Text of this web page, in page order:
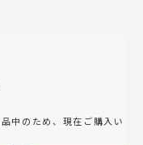
中のため、現在ご購入い